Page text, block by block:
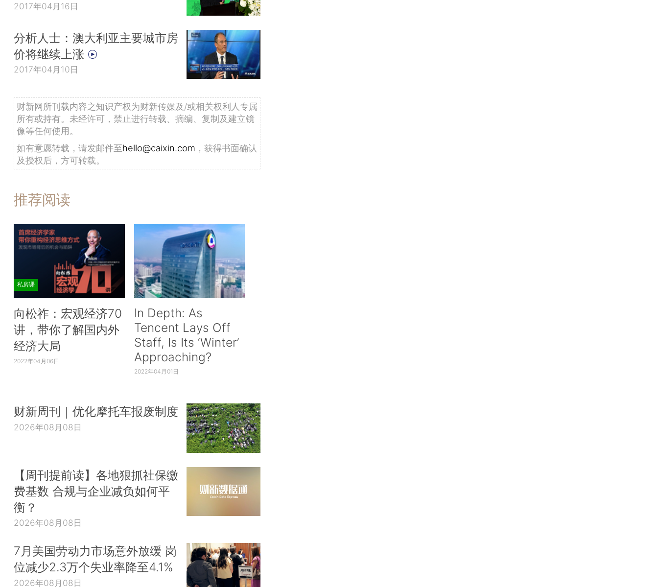
2017年04月16日
分析人士：澳大利亚主要城市房
价将继续上涨
2017年04月10日
财新网所刊载内容之知识产权为财新传媒及/或相关权利人专属
所有或持有。未经许可，禁止进行转载、摘编、复制及建立镜
像等任何使用。
如有意愿转载，请发邮件至hello@caixin.com ，获得书面确认
及授权后，方可转载。
推荐阅读
私房课
向松祚：宏观经济70
讲，带你了解国内外
经济大局
2022年04月06日
In Depth: As
Tencent Lays Off
Staff, Is Its ‘Winter’
Approaching?
2022年04月01日
财新周刊｜优化摩托车报废制度
2026年08月08日
【周刊提前读】各地狠抓社保缴
费基数 合规与企业减负如何平
衡？
2026年08月08日
7月美国劳动力市场意外放缓 岗
位减少2.3万个失业率降至4.1%
2026年08月08日